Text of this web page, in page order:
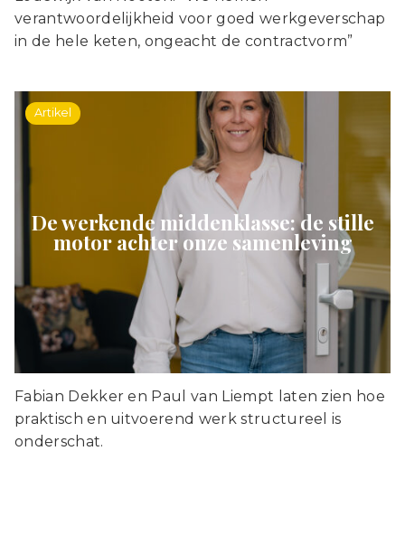
verantwoordelijkheid voor goed werkgeverschap
in de hele keten, ongeacht de contractvorm”
Artikel
De werkende middenklasse: de stille
motor achter onze samenleving
Fabian Dekker en Paul van Liempt laten zien hoe
praktisch en uitvoerend werk structureel is
onderschat.